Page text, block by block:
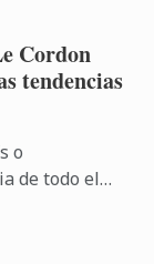
Cordon
tendencias
o
de todo el